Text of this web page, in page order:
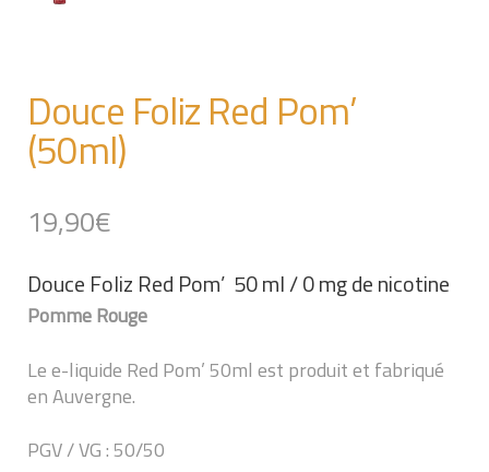
Douce Foliz Red Pom’
(50ml)
19,90€
Douce Foliz Red Pom’ 50 ml / 0 mg de nicotine
Pomme Rouge
Le e-liquide Red Pom’ 50ml est produit et fabriqué
en Auvergne.
PGV / VG : 50/50